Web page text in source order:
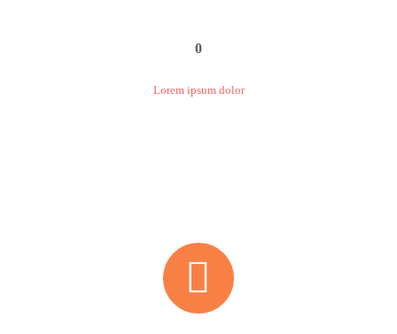
0
Lorem ipsum dolor

